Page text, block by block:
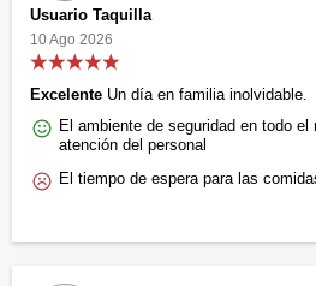
Usuario Taquilla
10 Ago 2026
Excelente Un día en familia inolvidable.
El ambiente de seguridad en todo
atención del personal
El tiempo de espera para las